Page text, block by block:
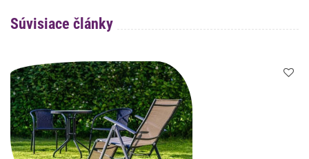
Súvisiace články